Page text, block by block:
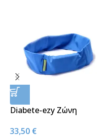
Diabete-ezy Ζώνη
Μπλε
33,50 €